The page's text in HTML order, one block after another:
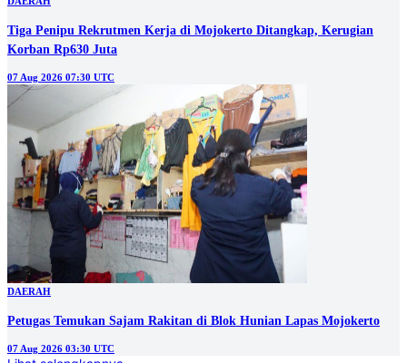
Tiga Penipu Rekrutmen Kerja di Mojokerto Ditangkap, Kerugian
Korban Rp630 Juta
07 Aug 2026 07:30 UTC
DAERAH
Petugas Temukan Sajam Rakitan di Blok Hunian Lapas Mojokerto
07 Aug 2026 03:30 UTC